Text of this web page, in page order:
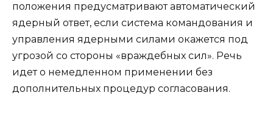
положения предусматривают автоматический
ядерный ответ, если система командования и
управления ядерными силами окажется под
угрозой со стороны «враждебных сил». Речь
идет о немедленном применении без
дополнительных процедур согласования.